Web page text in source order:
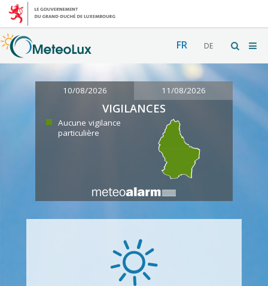
FR DE
10/08/2026 11/08/2026
VIGILANCES
Aucune vigilance
particulière